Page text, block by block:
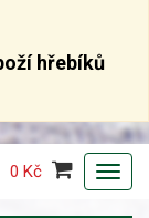
hřebíků
0 Kč